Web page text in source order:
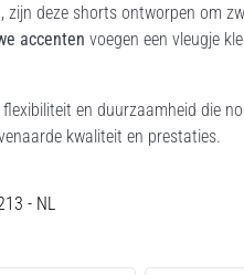
, zijn deze shorts ontworpen om
accenten voegen een vleugje
en duurzaamheid die
kwaliteit en prestaties.
- NL